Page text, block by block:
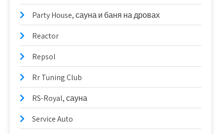
Party House, сауна и баня на дровах
Reactor
Repsol
Rr Tuning Club
RS-Royal, сауна
Service Auto